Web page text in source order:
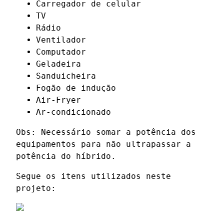
Carregador de celular
TV
Rádio
Ventilador
Computador
Geladeira
Sanduicheira
Fogão de indução
Air-Fryer
Ar-condicionado
Obs: Necessário somar a potência dos
equipamentos para não ultrapassar a
potência do híbrido.
Segue os itens utilizados neste
projeto: